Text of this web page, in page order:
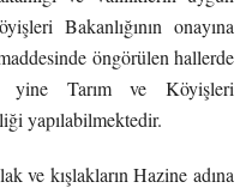
Bakanlığının onayına
öngörülen hallerde
yine Tarım ve Köyişleri
yapılabilmektedir.
ve kışlakların Hazine adına